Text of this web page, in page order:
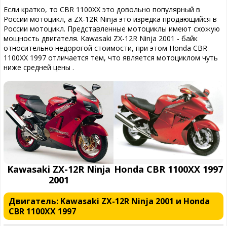
Если кратко, то CBR 1100XX это довольно популярный в
России мотоцикл, а ZX-12R Ninja это изредка продающийся в
России мотоцикл. Представленные мотоциклы имеют схожую
мощность двигателя. Kawasaki ZX-12R Ninja 2001 - байк
относительно недорогой стоимости, при этом Honda CBR
1100XX 1997 отличается тем, что является мотоциклом чуть
ниже средней цены .
Kawasaki ZX-12R Ninja
2001
Honda CBR 1100XX 1997
Двигатель: Kawasaki ZX-12R Ninja 2001 и Honda
CBR 1100XX 1997